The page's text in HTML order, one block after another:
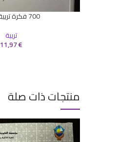
700 فكرة تربية الابناء
تربية
11,97€
منتجات ذات صلة